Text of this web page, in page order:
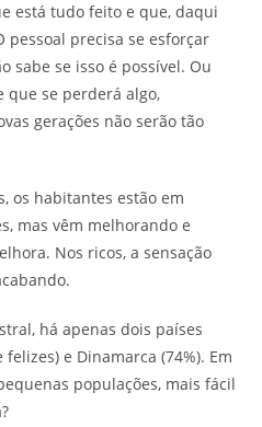
está tudo feito e que, daqui
pessoal precisa se esforçar
sabe se isso é possível. Ou
que se perderá algo,
gerações não serão tão
os habitantes estão em
mas vêm melhorando e
Nos ricos, a sensação
há apenas dois países
e Dinamarca (74%). Em
populações, mais fácil